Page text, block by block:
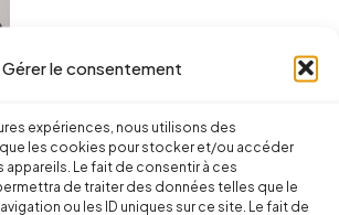
Gérer le consentement
expériences, nous utilisons des
les cookies pour stocker et/ou accéder
appareils. Le fait de consentir à ces
de traiter des données telles que le
ou les ID uniques sur ce site. Le fait de
sécurité au travail
obligations de
des expositions aux